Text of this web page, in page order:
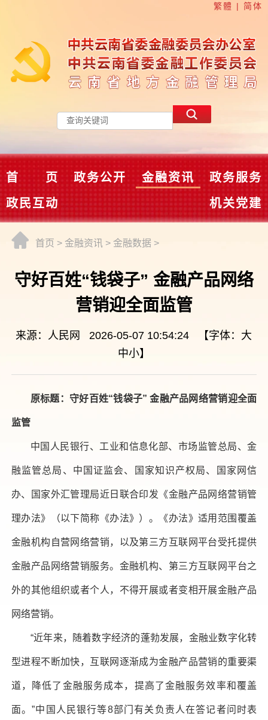
繁體 | 简体
首 页 政务公开 金融资讯
政务服务
政民互动
机关党建
首页 > 金融资讯 > 金融数据>
守好百姓“钱袋子” 金融产品网络
营销迎全面监管
来源：人民网 2026-05-07 10:54:24 【字体： 大
中小】
原标题：守好百姓“钱袋子” 金融产品网络营销迎全面
监管
中国人民银行、工业和信息化部、市场监管总局、金
融监管总局、中国证监会、国家知识产权局、国家网信
办、国家外汇管理局近日联合印发《金融产品网络营销管
理办法》（以下简称《办法》）。《办法》适用范围覆盖
金融机构自营网络营销，以及第三方互联网平台受托提供
金融产品网络营销服务。金融机构、第三方互联网平台之
外的其他组织或者个人，不得开展或者变相开展金融产品
网络营销。
“近年来，随着数字经济的蓬勃发展，金融业数字化转
型进程不断加快，互联网逐渐成为金融产品营销的重要渠
道，降低了金融服务成本，提高了金融服务效率和覆盖
面。”中国人民银行等8部门有关负责人在答记者问时表